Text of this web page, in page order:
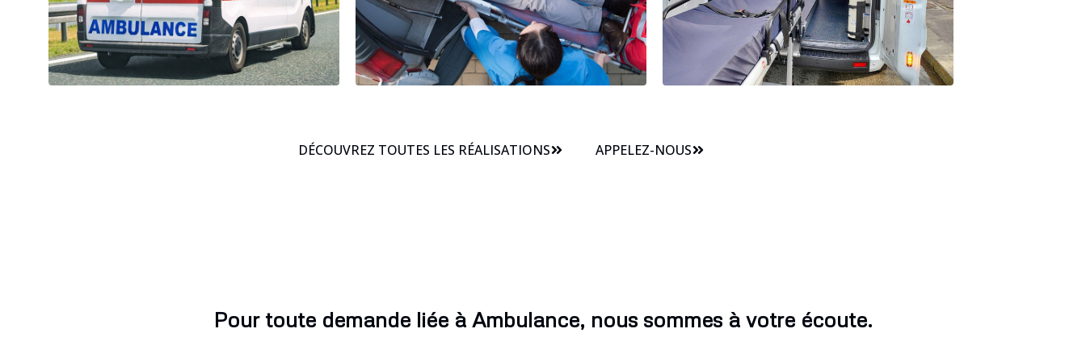
DÉCOUVREZ TOUTES LES RÉALISATIONS APPELEZ-NOUS
Pour toute demande liée à Ambulance, nous sommes à votre écoute.